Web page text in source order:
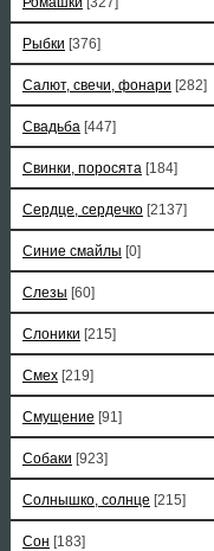
Рыбки [376]
Салют, свечи, фонари [282]
Свадьба [447]
Свинки, поросята [184]
Сердце, сердечко [2137]
Синие смайлы [0]
Слезы [60]
Слоники [215]
Смех [219]
Смущение [91]
Собаки [923]
Солнышко, солнце [215]
Сон [183]